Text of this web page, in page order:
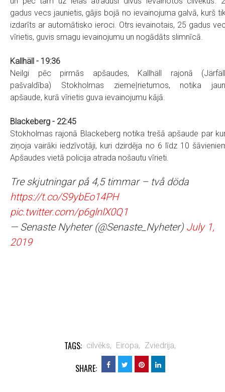
gadus vecs jaunietis, gājis bojā no ievainojuma galvā, kurš
izdarīts ar automātisko ieroci. Otrs ievainotais, 25 gadus
vīrietis, guvis smagu ievainojumu un nogādāts slimnīcā.
Kallhäll - 19:36
Neilgi pēc pirmās apšaudes, Kallhäll rajonā
pašvaldība) Stokholmas ziemeļrietumos, notika
apšaude, kurā vīrietis guva ievainojumu kājā.
Blackeberg - 22:45
Stokholmas rajonā Blackeberg notika trešā apšaude par
ziņoja vairāki iedzīvotāji, kuri dzirdēja no 6 līdz 10
Apšaudes vietā policija atrada nošautu vīrieti.
Tre skjutningar på 4,5 timmar – två döda
https://t.co/S9ybEo14PH
pic.twitter.com/p6glnlX0Q1
— Senaste Nyheter (@Senaste_Nyheter) July 1,
2019
TAGS: cilvēks, Eiropa, Zviedrija,
SHARE: